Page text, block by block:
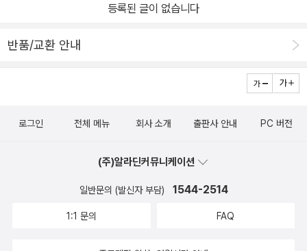
시절부터 읽었던 몇명의 시인들 작품집만 집중해서 읽었을 뿐 그 대
성 시인의 작품을 보기도 처음이다.한마디로 탄성이 나왔다. 잘쓴 시
소년 시인으로 이름이 높았으나 한동안 작품을 발표하지 않았다고 씌
감정들을 경험했으리라. 그 감정의 농축액. 이 시집을 내놓을 때 시인
정신과 감정의 깊이를 지니고 있다. 그리고 그걸 유려한 언어로 표현
하는 능력까지 지니고 있다. 제주도 바닷가에서 한바탕 바람을 맞고
등록된 글이 없습니다
반품/교환 안내
로그인 전체 메뉴 회사 소개 출판사 안내 PC 버전
(주)알라딘커뮤니케이션
일반문의 (발신자 부담) 1544-2514
1:1 문의 FAQ